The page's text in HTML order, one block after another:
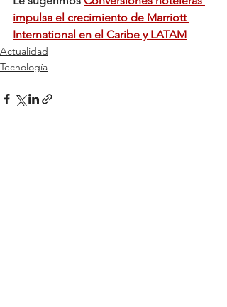
impulsa el crecimiento de Marriott
International en el Caribe y LATAM
Actualidad
Tecnología